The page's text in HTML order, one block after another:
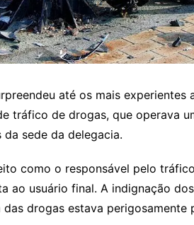
até os mais experientes
tráfico de drogas, que operava
sede da delegacia.
como o responsável pelo
ao usuário final. A indignação
drogas estava perigosamente